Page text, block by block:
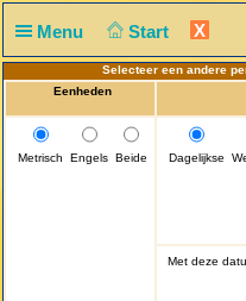
Menu Start X
Selecteer een andere
Eenheden
Metrisch Engels Beide Dagelijkse
Met deze